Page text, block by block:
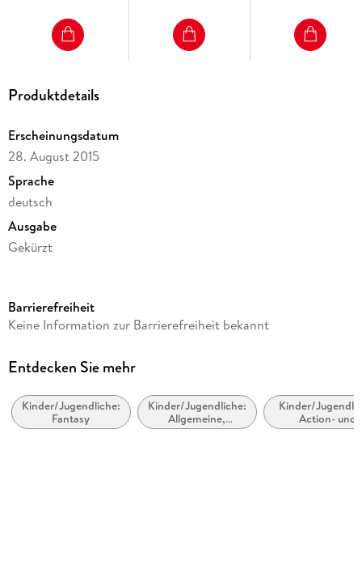
Produktdetails
Erscheinungsdatum
28. August 2015
Sprache
deutsch
Ausgabe
Gekürzt
Altersempfehlung
Reihe
Autor/Autorin
Mary Pope Osborne
Barrierefreiheit
Keine Information zur Barrierefreiheit bekannt
Entdecken Sie mehr
Kinder/Jugendliche:
Fantasy
Kinder/Jugendliche:
Allgemeine,
moderne und
Kinder/
Action- und